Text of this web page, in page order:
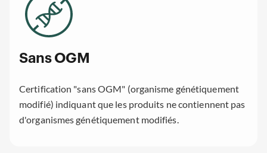
Sans OGM
Certification "sans OGM" (organisme génétiquement
modifié) indiquant que les produits ne contiennent pas
d'organismes génétiquement modifiés.